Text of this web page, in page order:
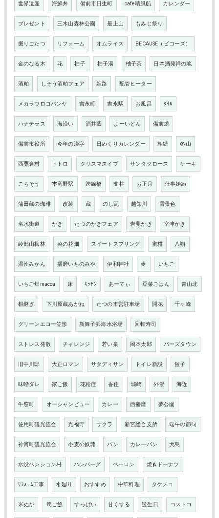
世界遺産 海鮮丼 備前市日生町 cafe晴風船 カレンダー
プレゼント 三木山森林公園 最上山 もみじ祭り
掘りごたつ リフォーム オムライス BECAUSE（ビコーズ）
金のなる木 花 柚子 柚子湯 柚子茶 日本酒発祥の地
酒粕 しそう酒粕フェア 姫路 配管ヒーター
メカラウロコパンヤ 吉永町 吉永駅 お風呂 ﾀｲﾙ
ハナテラス 海沿い 酒井藍 よーいどん 備前焼
備前市役所 今年の漢字 日めくりカレンダー 相続 冬山
西粟倉村 トトロ クリスマスイブ サンタクロース ケーキ
ごちそう 本竜野駅 跨線橋 支柱 お正月 仕事始め
蒲田蔵の珈琲 改装 蔵 のし瓦 越知川 雪景色
名水街道 かき たつのかきフェア 岩見かき 室津かき
綾部山梅林 菜の花畑 スイートスプリング 蜜柑 八朔
温州みかん 播磨いちのみや 伊和神社 🍓 いちご
いちご畑macca 床 ｷｯﾁﾝ あーてぃ 豆菜ごはん 青山北
根継ぎ 下川原蔵あかね たつの市営駐車場 開花 千ヶ峰
グリーンエコー笠形 新舞子浜海水浴場 回転寿司
ストレス発散 チャレンジ 若い泉 岡本太郎 バーズタウン
旧中川邸 大正ロマン サタディサン トイレ新設 餃子
味噌ダレ 家ご飯 花粉症 香住 城崎 外湯 海近
牛窓町 オーシャンビュー カレー 西播磨 夢公園
佐用町観光協会 光福寺 サクラ 新宮総合支所 端午の節句
神河町観光協会 小麦の奴隷 パン カレーパン 犬島
水没ペンション村 ハンバーグ ペーロン 焼きドーナツ
ﾘﾌｫｰﾑ工事 水廻り おすすめ 中華料理 タケノコ
米ぬか 筍ご飯 すっぱい 甘くする 誕生日 コストコ